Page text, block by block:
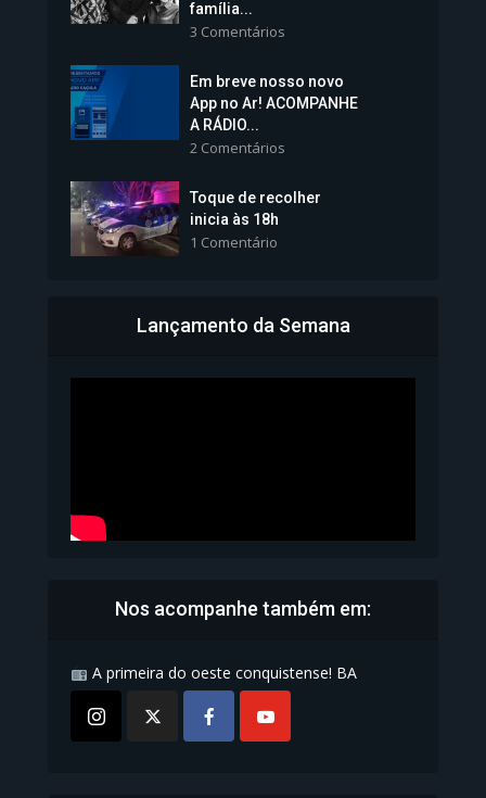
Vice-Prefeita Sheila Lemos
tomará posse nesta...
1.101 Modos de exibição
Bahia inicia emissão da
família...
3 Comentários
Em breve nosso novo
App no Ar! ACOMPANHE
A RÁDIO...
2 Comentários
Toque de recolher
inicia às 18h
1 Comentário
Lançamento da Semana
Nos acompanhe também em:
A primeira do oeste conquistense! BA